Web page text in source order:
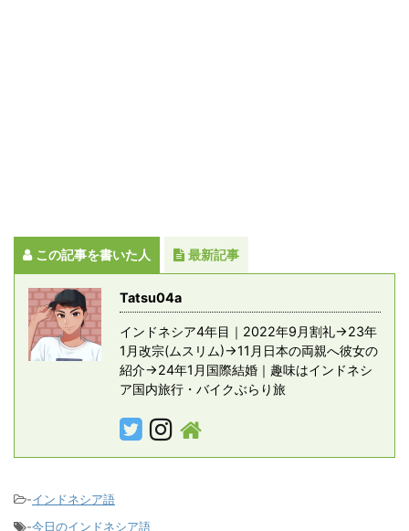
この記事を書いた人 最新記事
Tatsu04a
インドネシア4年目｜2022年9月割礼→23年
1月改宗(ムスリム)→11月日本の両親へ彼女の
紹介→24年1月国際結婚｜趣味はインドネシ
ア国内旅行・バイクぶらり旅
-インドネシア語
-今日のインドネシア語